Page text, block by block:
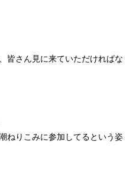
皆さん見に来ていただければな
ねりこみに参加してるという姿